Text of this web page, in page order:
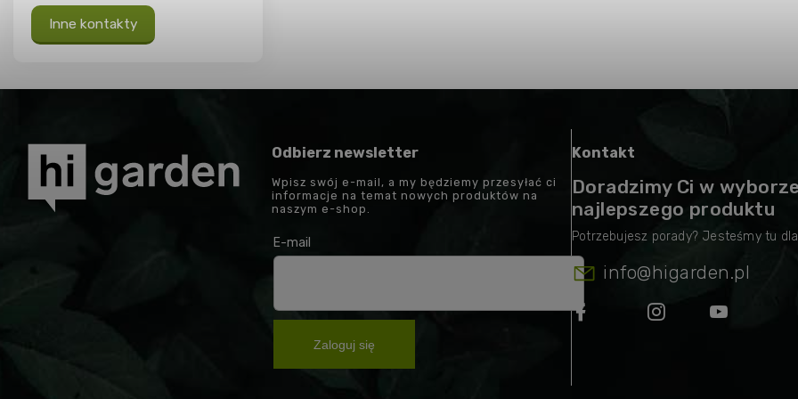
Inne kontakty
Odbierz newsletter
Wpisz swój e-mail, a my będziemy przesyłać ci
informacje na temat nowych produktów na
naszym e-shop.
E-mail
Zaloguj się
Kontakt
Doradzimy Ci w
najlepszego produktu
info@higarden.pl